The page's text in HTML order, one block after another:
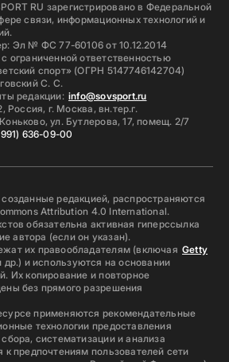
RU зарегистрировано в Федеральной
связи, информационных технологий и
Эл № ФС 77-60106 от 10.12.2014
ограниченной ответственностью
спорт» (ОГРН 5147746142704)
С. С.
редакции: info@sovsport.ru
Россия, г. Москва, вн.тер.г.
ул. Бутлерова, 17, помещ. 2/7
636-09-00
редакцией, распространяются
Attribution 4.0 International.
обязательна активная гиперссылка
автора (если он указан).
их правообладателям (включая Getty
др.) и используются на основании
Их копирование и повторное
без прямого разрешения
применяются рекомендательные
технологии предоставления
систематизации и анализа
к предпочтениям пользователей сети